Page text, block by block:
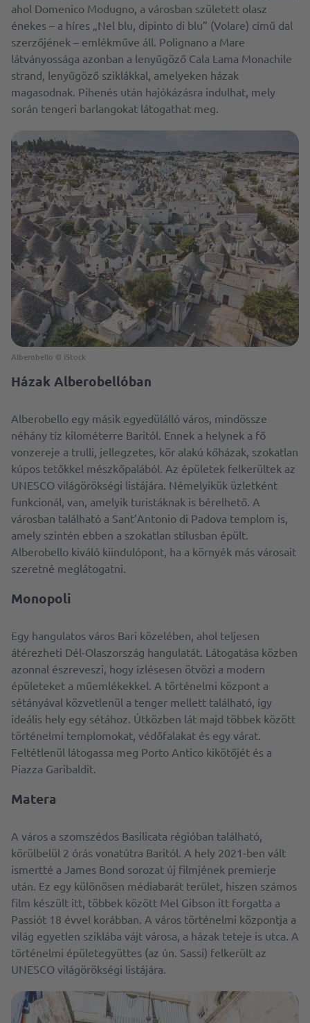
ahol Domenico Modugno, a városban született olasz
énekes – a híres „Nel blu, dipinto di blu” (Volare) című dal
szerzőjének – emlékműve áll. Polignano a Mare
látványossága azonban a lenyűgöző Cala Lama Monachile
strand, lenyűgöző sziklákkal, amelyeken házak
magasodnak. Pihenés után hajókázásra indulhat, mely
során tengeri barlangokat látogathat meg.
Alberobello © iStock
Házak Alberobellóban
Alberobello egy másik egyedülálló város, mindössze
néhány tíz kilométerre Baritól. Ennek a helynek a fő
vonzereje a trulli, jellegzetes, kör alakú kőházak, szokatlan
kúpos tetőkkel mészkőpalából. Az épületek felkerültek az
UNESCO világörökségi listájára. Némelyikük üzletként
funkcionál, van, amelyik turistáknak is bérelhető. A
városban található a Sant’Antonio di Padova templom is,
amely szintén ebben a szokatlan stílusban épült.
Alberobello kiváló kiindulópont, ha a környék más városait
szeretné meglátogatni.
Monopoli
Egy hangulatos város Bari közelében, ahol teljesen
átérezheti Dél-Olaszország hangulatát. Látogatása közben
azonnal észreveszi, hogy ízlésesen ötvözi a modern
épületeket a műemlékekkel. A történelmi központ a
sétányával közvetlenül a tenger mellett található, így
ideális hely egy sétához. Útközben lát majd többek között
történelmi templomokat, védőfalakat és egy várat.
Feltétlenül látogassa meg Porto Antico kikötőjét és a
Piazza Garibaldit.
Matera
A város a szomszédos Basilicata régióban található,
körülbelül 2 órás vonatútra Baritól. A hely 2021-ben vált
ismertté a James Bond sorozat új filmjének premierje
után. Ez egy különösen médiabarát terület, hiszen számos
film készült itt, többek között Mel Gibson itt forgatta a
Passiót 18 évvel korábban. A város történelmi központja a
világ egyetlen sziklába vájt városa, a házak teteje is utca. A
történelmi épületegyüttes (az ún. Sassi) felkerült az
UNESCO világörökségi listájára.